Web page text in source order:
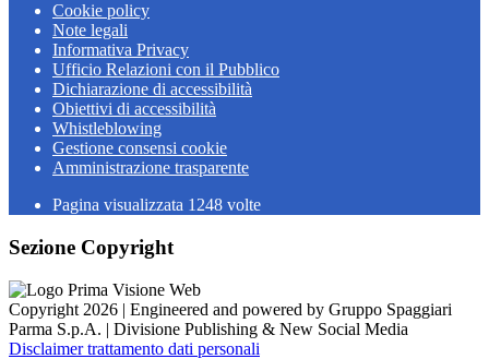
Cookie policy
Note legali
Informativa Privacy
Ufficio Relazioni con il Pubblico
Dichiarazione di accessibilità
Obiettivi di accessibilità
Whistleblowing
Gestione consensi cookie
Amministrazione trasparente
Pagina visualizzata 1248 volte
Sezione Copyright
Copyright 2026 | Engineered and powered by Gruppo Spaggiari
Parma S.p.A. | Divisione Publishing & New Social Media
Disclaimer trattamento dati personali